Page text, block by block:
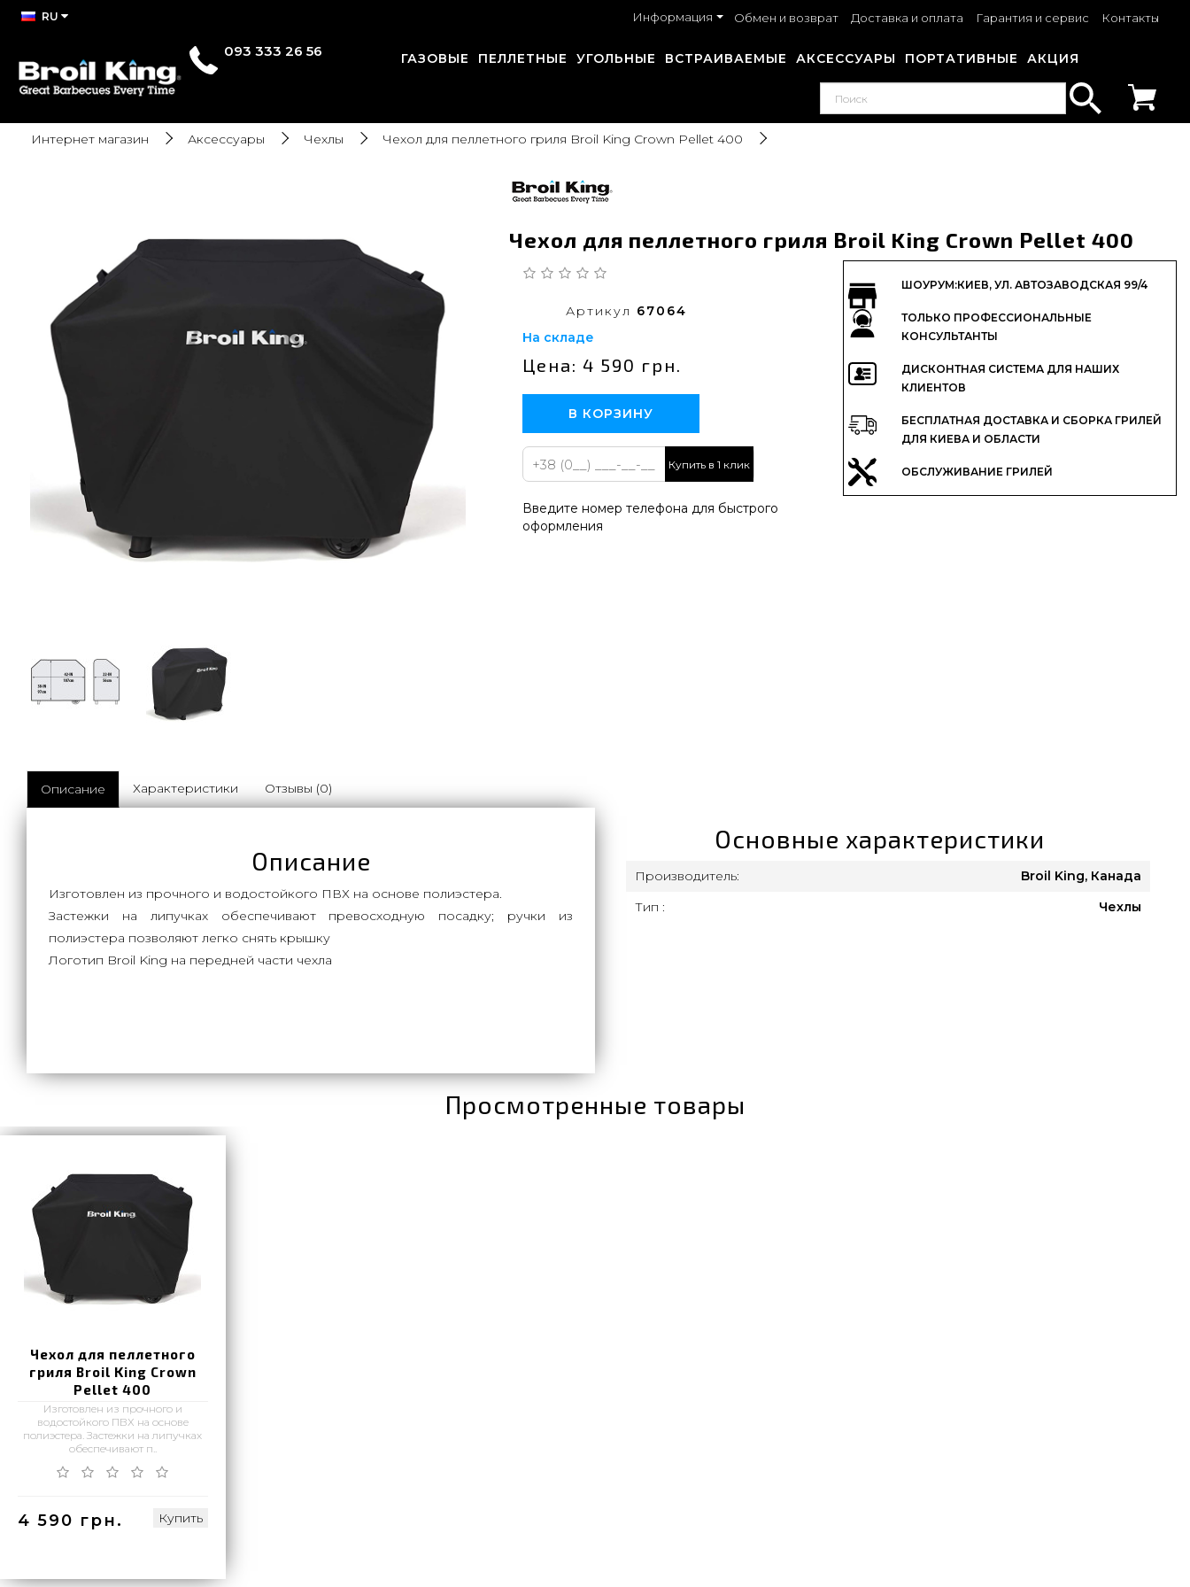
RU Информация Обмен и возврат Доставка и оплата Гарантия и сервис Контакты
093 333 26 56 ГАЗОВЫЕ ПЕЛЛЕТНЫЕ УГОЛЬНЫЕ ВСТРАИВАЕМЫЕ АКСЕССУАРЫ ПОРТАТИВНЫЕ АКЦИЯ
Интернет магазин Аксессуары Чехлы Чехол для пеллетного гриля Broil King Crown Pellet 400
Чехол для пеллетного гриля Broil King Crown Pellet 400
Артикул 67064
На складе
Цена: 4 590 грн.
В КОРЗИНУ
Купить в 1 клик
Введите номер телефона для быстрого
оформления
ШОУРУМ:КИЕВ, УЛ. АВТОЗАВОДСКАЯ 99/4
ТОЛЬКО ПРОФЕССИОНАЛЬНЫЕ
КОНСУЛЬТАНТЫ
ДИСКОНТНАЯ СИСТЕМА ДЛЯ НАШИХ
КЛИЕНТОВ
БЕСПЛАТНАЯ ДОСТАВКА И СБОРКА ГРИЛЕЙ
ДЛЯ КИЕВА И ОБЛАСТИ
ОБСЛУЖИВАНИЕ ГРИЛЕЙ
Описание Характеристики Отзывы (0)
Описание
Изготовлен из прочного и водостойкого ПВХ на основе полиэстера.
Застежки на липучках обеспечивают превосходную посадку; ручки из
полиэстера позволяют легко снять крышку
Логотип Broil King на передней части чехла
Основные характеристики
Производитель:
Broil King, Канада
Тип :
Чехлы
Просмотренные товары
Чехол для пеллетного
гриля Broil King Crown
Pellet 400
Изготовлен из прочного и
водостойкого ПВХ на основе
полиэстера. Застежки на липучках
обеспечивают п..
4 590 грн. Купить